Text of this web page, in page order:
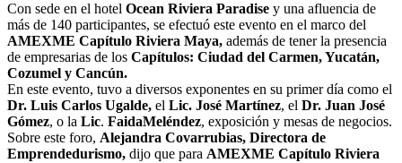
Con sede en el hotel Ocean Riviera Paradise y una afluencia de
más de 140 participantes, se efectuó este evento en el marco del
AMEXME Capítulo Riviera Maya, además de tener la presencia
de empresarias de los Capítulos: Ciudad del Carmen, Yucatán,
Cozumel y Cancún.
En este evento, tuvo a diversos exponentes en su primer día como el
Dr. Luis Carlos Ugalde, el Lic. José Martínez, el Dr. Juan José
Gómez, o la Lic. FaidaMeléndez, exposición y mesas de negocios.
Sobre este foro, Alejandra Covarrubias, Directora de
Emprendedurismo, dijo que para AMEXME Capítulo Riviera